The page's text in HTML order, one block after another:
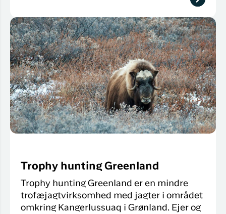
Trophy hunting Greenland
Trophy hunting Greenland er en mindre
trofæjagtvirksomhed med jagter i området
omkring Kangerlussuaq i Grønland. Ejer og